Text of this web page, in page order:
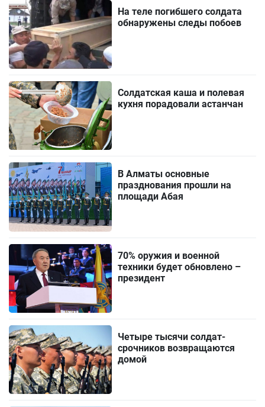
На теле погибшего солдата
обнаружены следы побоев
Солдатская каша и полевая
кухня порадовали астанчан
В Алматы основные
празднования прошли на
площади Абая
70% оружия и военной
техники будет обновлено –
президент
Четыре тысячи солдат-
срочников возвращаются
домой